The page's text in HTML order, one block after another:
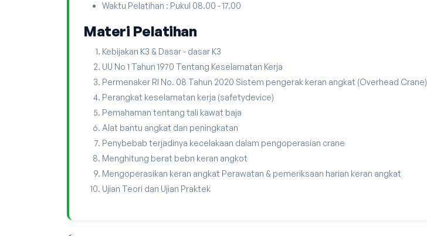
Waktu Pelatihan : Pukul 08.00 - 17.00
Materi Pelatihan
Kebijakan K3 & Dasar - dasar K3
UU No 1 Tahun 1970 Tentang Keselamatan Kerja
Permenaker RI No. 08 Tahun 2020 Sistem pengerak keran angkat (Overhead Crane)
Perangkat keselamatan kerja (safetydevice)
Pemahaman tentang tali kawat baja
Alat bantu angkat dan peningkatan
Penybebab terjadinya kecelakaan dalam pengoperasian crane
Menghitung berat bebn keran angkot
Mengoperasikan keran angkat Perawatan & pemeriksaan harian keran angkat
Ujian Teori dan Ujian Praktek